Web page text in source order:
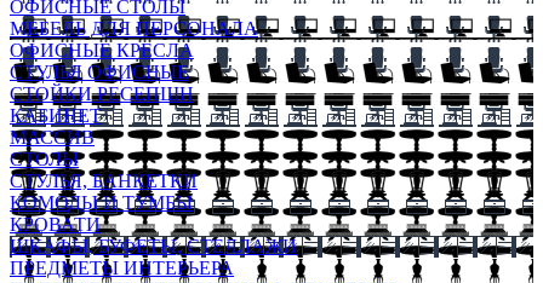
ОФИСНЫЕ СТОЛЫ
МЕБЕЛЬ ДЛЯ ПЕРСОНАЛА
ОФИСНЫЕ КРЕСЛА
СТУЛЬЯ ОФИСНЫЕ
СТОЙКИ РЕСЕПШН
КАБИНЕТ
МАССИВ
СТОЛЫ
СТУЛЬЯ, БАНКЕТКИ
КОМОДЫ И ТУМБЫ
КРОВАТИ
ШКАФЫ, БУФЕТЫ, СТЕЛЛАЖИ
ПРЕДМЕТЫ ИНТЕРЬЕРА